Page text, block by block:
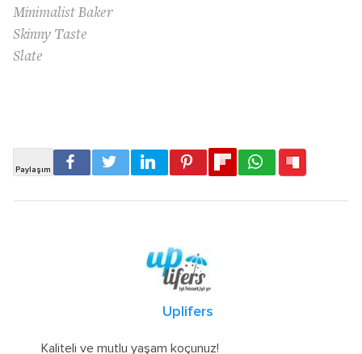
Minimalist Baker
Skinny Taste
Slate
Uplifers
Kaliteli ve mutlu yaşam koçunuz!